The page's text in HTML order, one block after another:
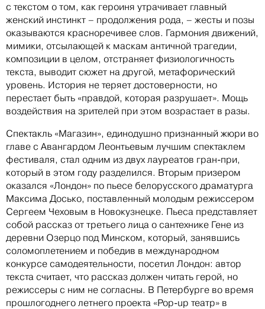
с текстом о том, как героиня утрачивает главный
женский инстинкт – продолжения рода, – жесты и позы
оказываются красноречивее слов. Гармония движений,
мимики, отсылающей к маскам античной трагедии,
композиции в целом, отстраняет физиологичность
текста, выводит сюжет на другой, метафорический
уровень. История не теряет достоверности, но
перестает быть «правдой, которая разрушает». Мощь
воздействия на зрителей при этом возрастает в разы.
Спектакль «Магазин», единодушно признанный жюри во
главе с Авангардом Леонтьевым лучшим спектаклем
фестиваля, стал одним из двух лауреатов гран-при,
который в этом году разделился. Вторым призером
оказался «Лондон» по пьесе белорусского драматурга
Максима Досько, поставленный молодым режиссером
Сергеем Чеховым в Новокузнецке. Пьеса представляет
собой рассказ от третьего лица о сантехнике Гене из
деревни Озерцо под Минском, который, занявшись
соломоплетением и победив в международном
конкурсе самодеятельности, посетил Лондон: автор
текста считает, что рассказ должен читать герой, но
режиссеры с ним не согласны. В Петербурге во время
прошлогоднего летнего проекта «Pop-up театр» в